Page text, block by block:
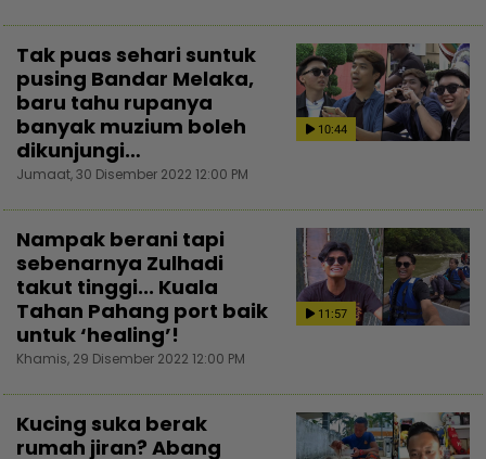
10:44
Tak puas sehari suntuk
pusing Bandar Melaka,
baru tahu rupanya
banyak muzium boleh
dikunjungi…
Jumaat, 30 Disember 2022 12:00 PM
11:57
Nampak berani tapi
sebenarnya Zulhadi
takut tinggi... Kuala
Tahan Pahang port baik
untuk ‘healing’!
Khamis, 29 Disember 2022 12:00 PM
Kucing suka berak
rumah jiran? Abang